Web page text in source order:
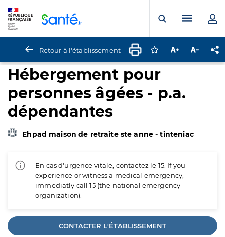
Ouvrir laMenu
Retour à l'établissement Connectez-vous
Augmenter la
Hébergement pour
personnes âgées - p.a.
dépendantes
Ehpad maison de retraite ste anne - tinteniac
En cas d'urgence vitale, contactez le 15. If you
experience or witness a medical emergency,
immediatly call 15 (the national emergency
organization).
CONTACTER L'ÉTABLISSEMENT